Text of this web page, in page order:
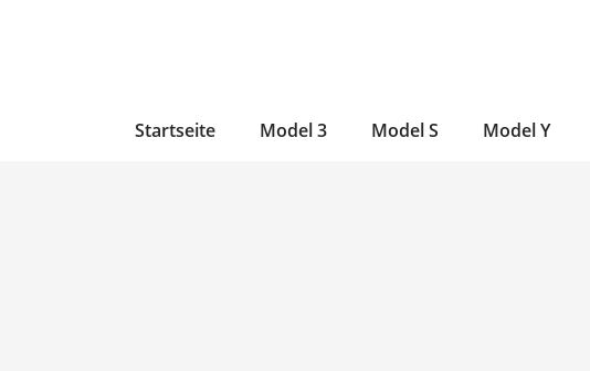
Startseite Model 3 Model S Model Y